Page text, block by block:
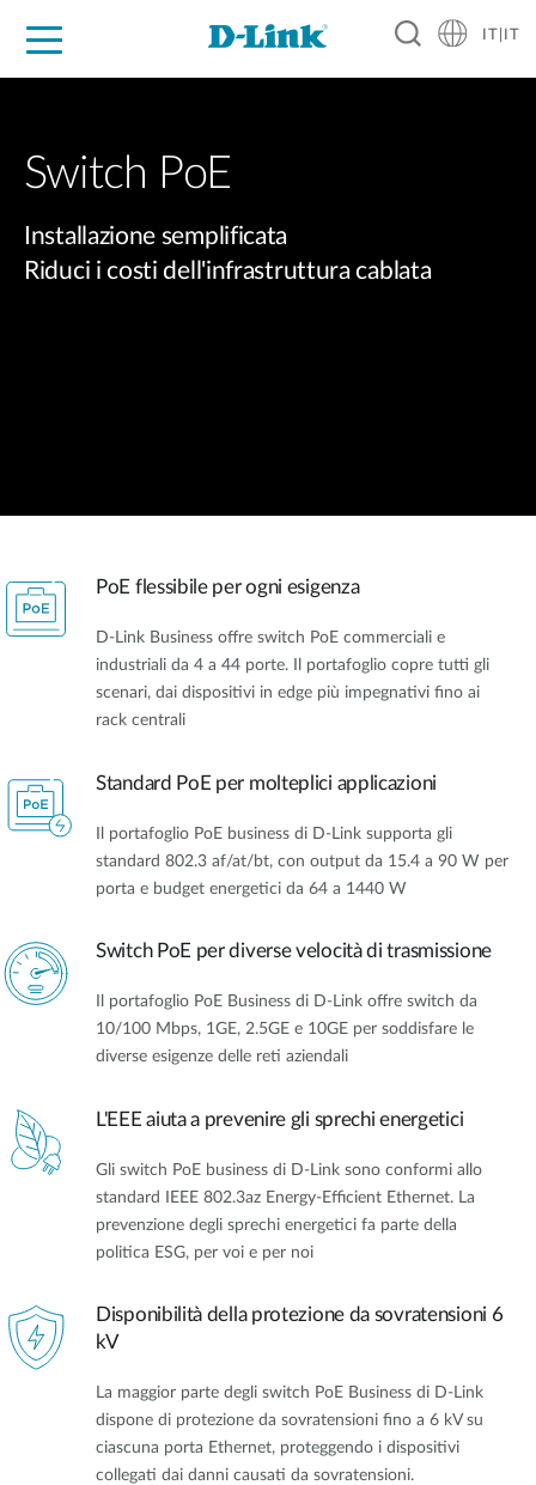
IT|IT
Switch PoE​
Installazione semplificata
Riduci i costi dell'infrastruttura cablata
PoE flessibile per ogni esigenza
D-Link Business offre switch PoE commerciali e
industriali da 4 a 44 porte. Il portafoglio copre tutti gli
scenari, dai dispositivi in edge più impegnativi fino ai
rack centrali
Standard PoE per molteplici applicazioni
Il portafoglio PoE business di D-Link supporta gli
standard 802.3 af/at/bt, con output da 15.4 a 90 W per
porta e budget energetici da 64 a 1440 W
Switch PoE per diverse velocità di trasmissione
Il portafoglio PoE Business di D-Link offre switch da
10/100 Mbps, 1GE, 2.5GE e 10GE per soddisfare le
diverse esigenze delle reti aziendali
L'EEE aiuta a prevenire gli sprechi energetici
Gli switch PoE business di D-Link sono conformi allo
standard IEEE 802.3az Energy-Efficient Ethernet. La
prevenzione degli sprechi energetici fa parte della
politica ESG, per voi e per noi
Disponibilità della protezione da sovratensioni 6
kV
La maggior parte degli switch PoE Business di D-Link
dispone di protezione da sovratensioni fino a 6 kV su
ciascuna porta Ethernet, proteggendo i dispositivi
collegati dai danni causati da sovratensioni.